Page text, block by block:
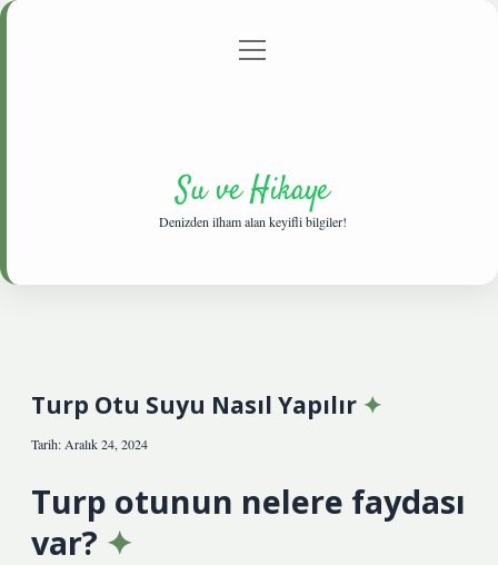
Gizlilik Politikası
menüyü
Su ve Hikaye
Denizden ilham alan keyifli bilgiler!
Turp Otu Suyu Nasıl Yapılır
Tarih: Aralık 24, 2024
Turp otunun nelere faydası
var?